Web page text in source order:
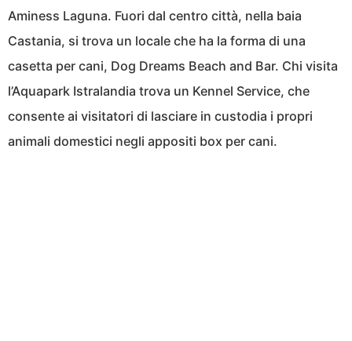
Aminess Laguna. Fuori dal centro città, nella baia
Castania, si trova un locale che ha la forma di una
casetta per cani, Dog Dreams Beach and Bar. Chi visita
l’Aquapark Istralandia trova un Kennel Service, che
consente ai visitatori di lasciare in custodia i propri
animali domestici negli appositi box per cani.